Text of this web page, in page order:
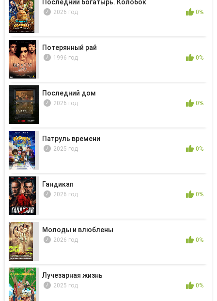
Последний богатырь. Колобок
2026 год 0%
Потерянный рай
1996 год 0%
Последний дом
2026 год 0%
Патруль времени
2025 год 0%
Гандикап
2026 год 0%
Молоды и влюблены
2026 год 0%
Лучезарная жизнь
2025 год 0%